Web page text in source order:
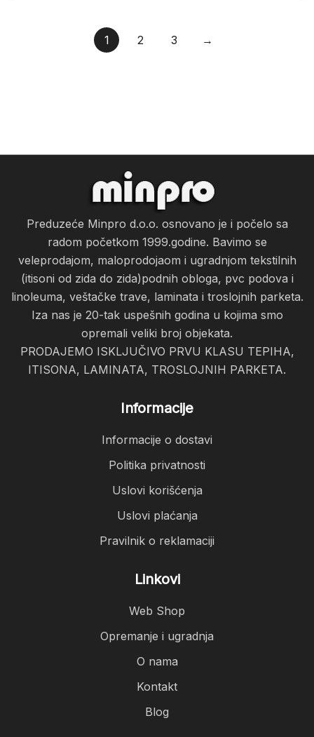
1 2 3 →
Preduzeće Minpro d.o.o. osnovano je i počelo sa
radom početkom 1999.godine. Bavimo se
veleprodajom, maloprodojaom i ugradnjom tekstilnih
(itisoni od zida do zida)podnih obloga, pvc podova i
linoleuma, veštačke trave, laminata i troslojnih parketa.
Iza nas je 20-tak uspešnih godina u kojima smo
opremali veliki broj objekata.
PRODAJEMO ISKLJUČIVO PRVU KLASU TEPIHA,
ITISONA, LAMINATA, TROSLOJNIH PARKETA.
Informacije
Informacije o dostavi
Politika privatnosti
Uslovi korišćenja
Uslovi plaćanja
Pravilnik o reklamaciji
Linkovi
Web Shop
Opremanje i ugradnja
O nama
Kontakt
Blog